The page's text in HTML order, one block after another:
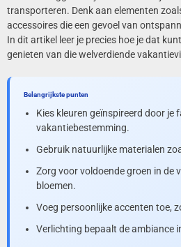
transporteren. Denk aan elementen
accessoires die een gevoel van
In dit artikel leer je precies hoe je dat
genieten van die welverdiende
Belangrijkste punten
Kies kleuren geïnspireerd door je
vakantiebestemming.
Gebruik natuurlijke materialen
Zorg voor voldoende groen in de
bloemen.
Voeg persoonlijke accenten toe,
Verlichting bepaalt de ambiance